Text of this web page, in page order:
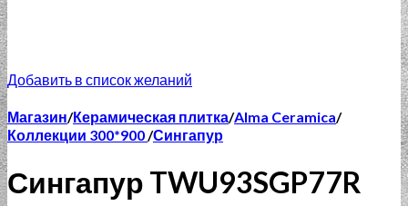
Добавить в список желаний
Магазин/Керамическая плитка/Alma Ceramica/
Коллекции 300*900/Сингапур
Сингапур TWU93SGP77R